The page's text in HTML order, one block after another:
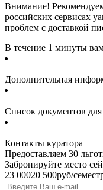
Внимание!
российских сервисах
проблем с доставкой
В течение 1 минуты
Дополнительная
Список документов
Контакты куратора
Предоставляем 30
Забронируйте место
23 00020 500руб/